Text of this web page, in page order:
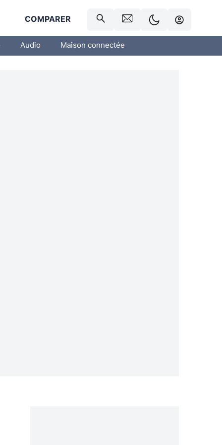
COMPARER
Audio Maison connectée